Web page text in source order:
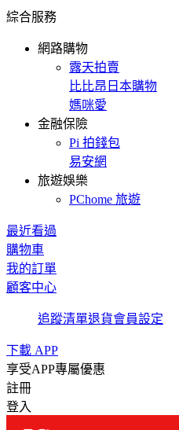
綜合服務
網路購物
露天拍賣
比比昂日本購物
媽咪愛
金融保險
Pi 拍錢包
易安網
旅遊娛樂
PChome 旅遊
最近看過
購物車
我的訂單
顧客中心
追蹤清單退貨會員設定
下載 APP
享受APP專屬優惠
註冊
登入